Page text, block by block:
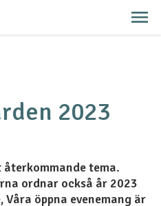
2023
tema.
ordnar också år 2023
öppna evenemang är